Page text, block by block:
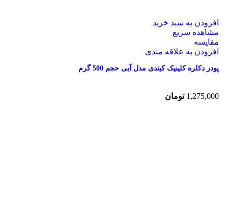
افزودن به سبد خرید
مشاهده سریع
مقایسه
افزودن به علاقه مندی
پودر دکلره کلینیک کیندی مدل آبی حجم 500 گرم
1,275,000 تومان